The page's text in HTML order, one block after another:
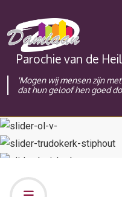
Parochie van de
'Mogen wij mensen zijn
dat hun geloof hen goed